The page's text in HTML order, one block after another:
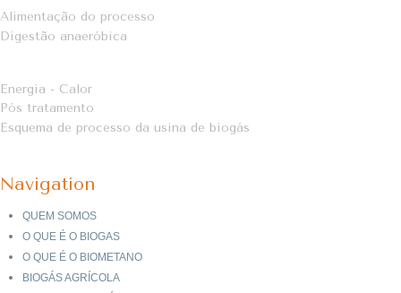
Alimentação do processo
Digestão anaeróbica
Energia - Calor
Pós tratamento
Esquema de processo da usina de biogás
Navigation
QUEM SOMOS
O QUE É O BIOGAS
O QUE É O BIOMETANO
BIOGÁS AGRÍCOLA